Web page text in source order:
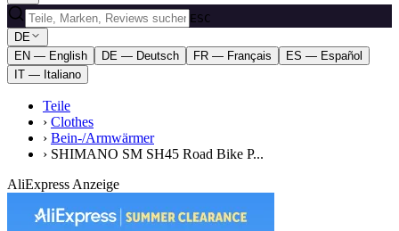
ESC
DE
EN — English
DE — Deutsch FR — Français
ES — Español
IT — Italiano
Teile
› Clothes
› Bein-/Armwärmer
› SHIMANO SM SH45 Road Bike P...
AliExpress Anzeige